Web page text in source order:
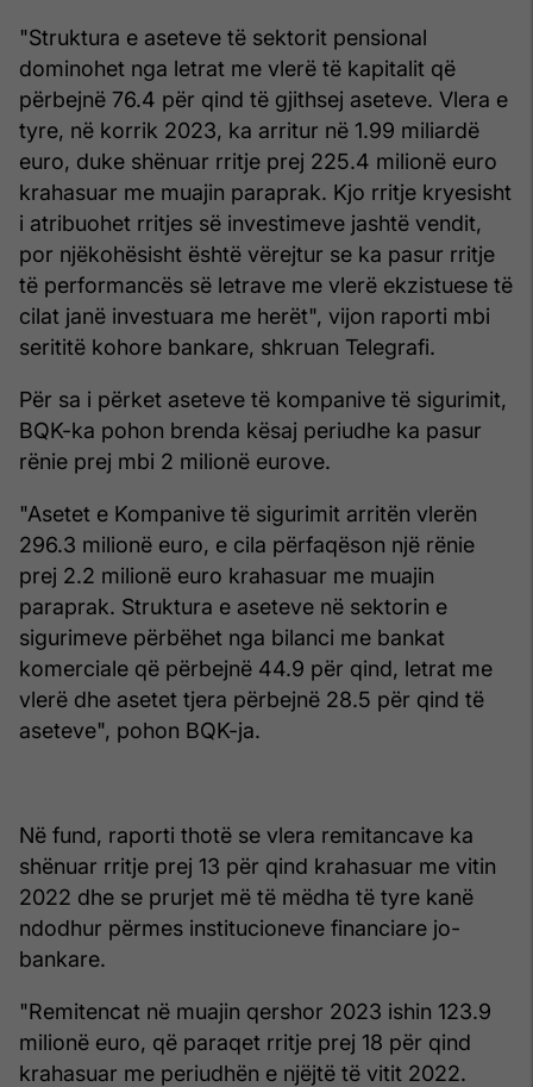
"Struktura e aseteve të sektorit pensional
dominohet nga letrat me vlerë të kapitalit që
përbejnë 76.4 për qind të gjithsej aseteve. Vlera e
tyre, në korrik 2023, ka arritur në 1.99 miliardë
euro, duke shënuar rritje prej 225.4 milionë euro
krahasuar me muajin paraprak. Kjo rritje kryesisht
i atribuohet rritjes së investimeve jashtë vendit,
por njëkohësisht është vërejtur se ka pasur rritje
të performancës së letrave me vlerë ekzistuese të
cilat janë investuara me herët", vijon raporti mbi
serititë kohore bankare, shkruan Telegrafi.
Për sa i përket aseteve të kompanive të sigurimit,
BQK-ka pohon brenda kësaj periudhe ka pasur
rënie prej mbi 2 milionë eurove.
"Asetet e Kompanive të sigurimit arritën vlerën
296.3 milionë euro, e cila përfaqëson një rënie
prej 2.2 milionë euro krahasuar me muajin
paraprak. Struktura e aseteve në sektorin e
sigurimeve përbëhet nga bilanci me bankat
komerciale që përbejnë 44.9 për qind, letrat me
vlerë dhe asetet tjera përbejnë 28.5 për qind të
aseteve", pohon BQK-ja.
Në fund, raporti thotë se vlera remitancave ka
shënuar rritje prej 13 për qind krahasuar me vitin
2022 dhe se prurjet më të mëdha të tyre kanë
ndodhur përmes institucioneve financiare jo-
bankare.
"Remitencat në muajin qershor 2023 ishin 123.9
milionë euro, që paraqet rritje prej 18 për qind
krahasuar me periudhën e njëjtë të vitit 2022.